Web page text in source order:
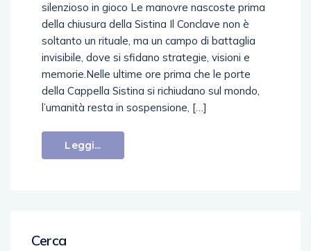
silenzioso in gioco Le manovre nascoste prima
della chiusura della Sistina Il Conclave non è
soltanto un rituale, ma un campo di battaglia
invisibile, dove si sfidano strategie, visioni e
memorie.Nelle ultime ore prima che le porte
della Cappella Sistina si richiudano sul mondo,
l’umanità resta in sospensione, […]
Leggi...
Cerca